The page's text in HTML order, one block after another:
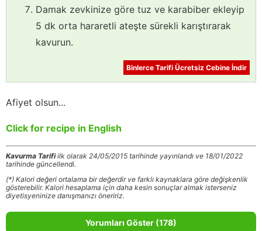
Damak zevkinize göre tuz ve karabiber ekleyip
5 dk orta hararetli ateşte sürekli karıştırarak
kavurun.
Binlerce Tarifi Ücretsiz Cebine İndir
Afiyet olsun...
Click for recipe in English
Kavurma Tarifiilk olarak 24/05/2015 tarihinde yayınlandı ve 18/01/2022
tarihinde güncellendi.
(*) Kalori değeri ortalama bir değerdir ve farklı kaynaklara göre değişkenlik
gösterebilir. Kalori hesaplama için daha kesin sonuçlar almak isterseniz
diyetisyeninize danışmanızı öneririz.
Yorumları Göster (178)